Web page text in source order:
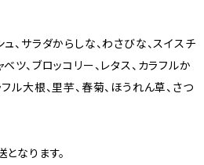
、サラダからしな、わさびな、スイスチ
ツ、ブロッコリー、レタス、カラフルか
ル大根、里芋、春菊、ほうれん草、さつ
なります。